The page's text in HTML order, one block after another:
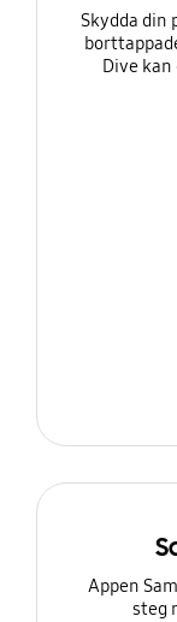
Skydda din
Dive
Appen
steg